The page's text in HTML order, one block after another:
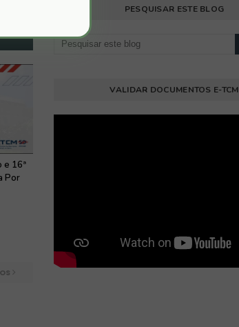
e 16ª
Por
PESQUISAR ESTE BLOG
VALIDAR DOCUMENTOS E-TCM